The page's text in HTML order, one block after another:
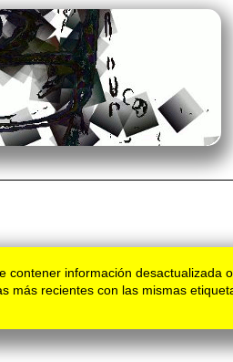
contener información desactualizada
más recientes con las mismas